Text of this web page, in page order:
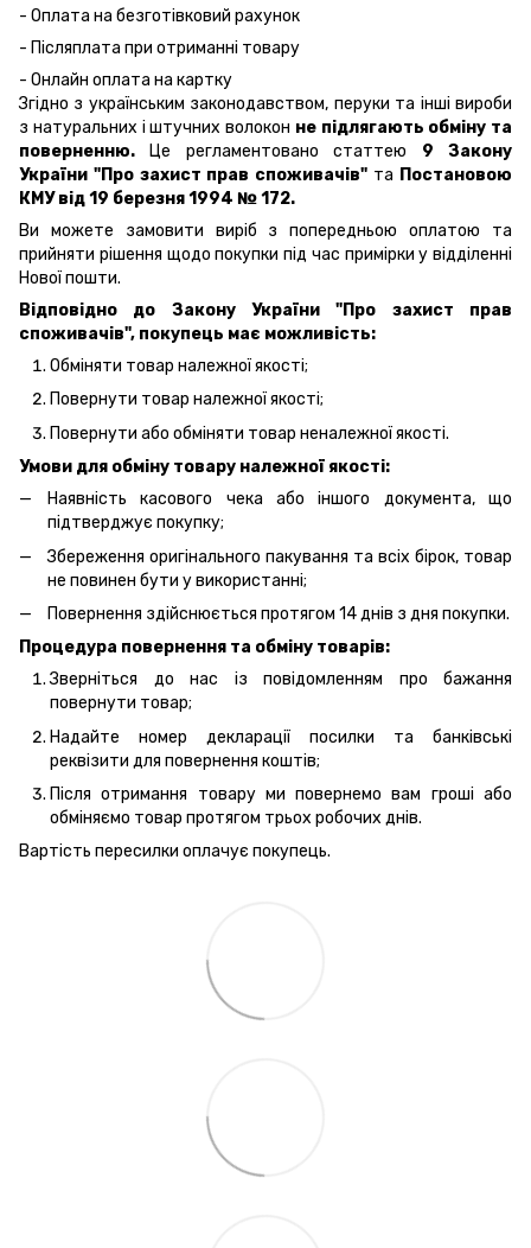
- Оплата на безготівковий рахунок
- Післяплата при отриманні товару
- Онлайн оплата на картку
Згідно з українським законодавством, перуки та інші вироби
з натуральних і штучних волокон не підлягають обміну та
поверненню. Це регламентовано статтею 9 Закону
України "Про захист прав споживачів" та Постановою
КМУ від 19 березня 1994 № 172.
Ви можете замовити виріб з попередньою оплатою та
прийняти рішення щодо покупки під час примірки у відділенні
Нової пошти.
Відповідно до Закону України "Про захист прав
споживачів", покупець має можливість:
Обміняти товар належної якості;
Повернути товар належної якості;
Повернути або обміняти товар неналежної якості.
Умови для обміну товару належної якості:
Наявність касового чека або іншого документа, що
підтверджує покупку;
Збереження оригінального пакування та всіх бірок, товар
не повинен бути у використанні;
Повернення здійснюється протягом 14 днів з дня покупки.
Процедура повернення та обміну товарів:
Зверніться до нас із повідомленням про бажання
повернути товар;
Надайте номер декларації посилки та банківські
реквізити для повернення коштів;
Після отримання товару ми повернемо вам гроші або
обміняємо товар протягом трьох робочих днів.
Вартість пересилки оплачує покупець.